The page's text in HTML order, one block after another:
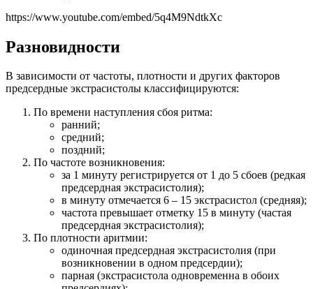
https://www.youtube.com/embed/5q4M9NdtkXc
Разновидности
В зависимости от частоты, плотности и других факторов
предсердные экстрасистолы классифицируются:
По времени наступления сбоя ритма:
ранний;
средний;
поздний;
По частоте возникновения:
за 1 минуту регистрируется от 1 до 5 сбоев (редкая
предсердная экстрасистолия);
в минуту отмечается 6 – 15 экстрасистол (средняя);
частота превышает отметку 15 в минуту (частая
предсердная экстрасистолия);
По плотности аритмии:
одиночная предсердная экстрасистолия (при
возникновении в одном предсердии);
парная (экстрасистола одновременна в обоих